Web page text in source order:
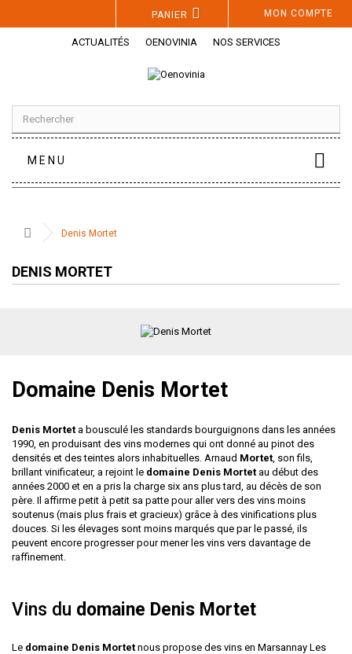
MON COMPTE
PANIER
ACTUALITÉS OENOVINIA NOS SERVICES
MENU
Denis Mortet
DENIS MORTET
Domaine Denis Mortet
Denis Mortet a bousculé les standards bourguignons dans les années
1990, en produisant des vins modernes qui ont donné au pinot des
densités et des teintes alors inhabituelles. Arnaud Mortet , son fils,
brillant vinificateur, a rejoint le domaine Denis Mortet au début des
années 2000 et en a pris la charge six ans plus tard, au décès de son
père. Il affirme petit à petit sa patte pour aller vers des vins moins
soutenus (mais plus frais et gracieux) grâce à des vinifications plus
douces. Si les élevages sont moins marqués que par le passé, ils
peuvent encore progresser pour mener les vins vers davantage de
raffinement.
Vins du domaine Denis Mortet
Le domaine Denis Mortet nous propose des vins en Marsannay Les